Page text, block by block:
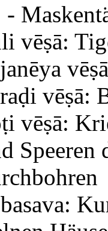
vēṣā:
vēṣā:
vēṣā:
Speeren